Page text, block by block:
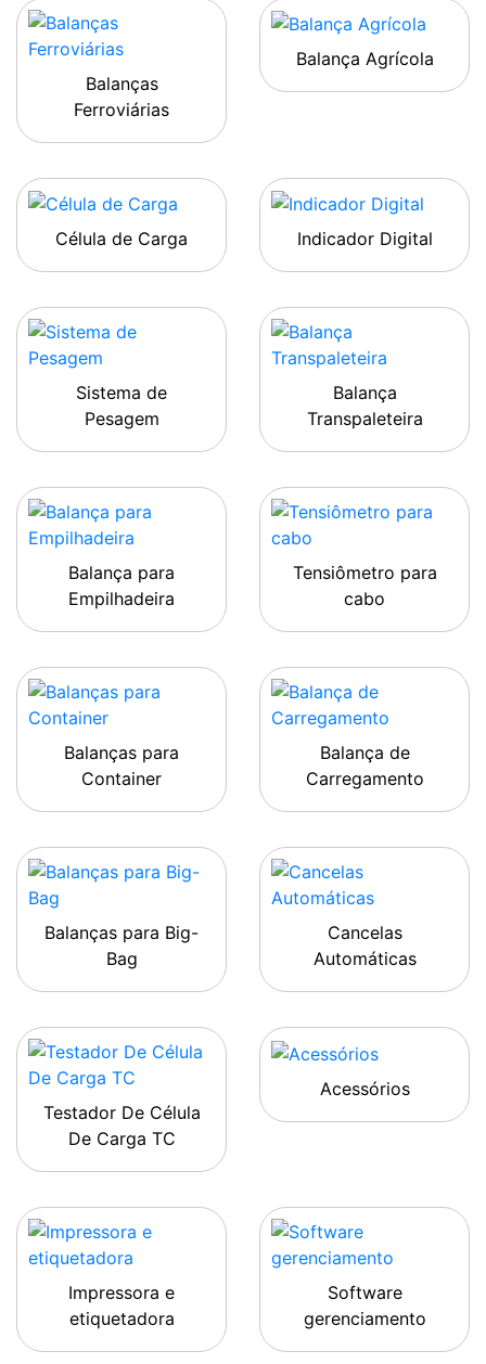
Balanças
Ferroviárias
Balança Agrícola
Célula de Carga Indicador Digital
Sistema de
Pesagem
Balança
Transpaleteira
Balança para
Empilhadeira
Tensiômetro para
cabo
Balanças para
Container
Balança de
Carregamento
Balanças para Big-
Bag
Cancelas
Automáticas
Testador De Célula
De Carga TC
Acessórios
Impressora e
etiquetadora
Software
gerenciamento